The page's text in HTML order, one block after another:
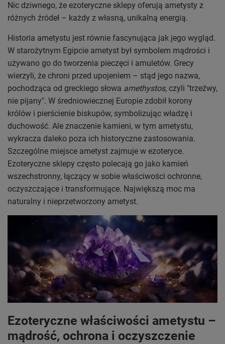
Nic dziwnego, że ezoteryczne sklepy oferują ametysty z
różnych źródeł – każdy z własną, unikalną energią.
Historia ametystu jest równie fascynująca jak jego wygląd.
W starożytnym Egipcie ametyst był symbolem mądrości i
używano go do tworzenia pieczęci i amuletów. Grecy
wierzyli, że chroni przed upojeniem – stąd jego nazwa,
pochodząca od greckiego słowa amethystos, czyli "trzeźwy,
nie pijany". W średniowiecznej Europie zdobił korony
królów i pierścienie biskupów, symbolizując władzę i
duchowość. Ale znaczenie kamieni, w tym ametystu,
wykracza daleko poza ich historyczne zastosowania.
Szczególne miejsce ametyst zajmuje w ezoteryce.
Ezoteryczne sklepy często polecają go jako kamień
wszechstronny, łączący w sobie właściwości ochronne,
oczyszczające i transformujące. Największą moc ma
naturalny i nieprzetworzony ametyst.
Ezoteryczne właściwości ametystu –
mądrość, ochrona i oczyszczenie